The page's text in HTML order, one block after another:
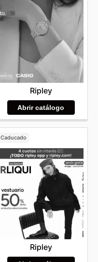
Ripley
Abrir catálogo
Caducado
Ripley